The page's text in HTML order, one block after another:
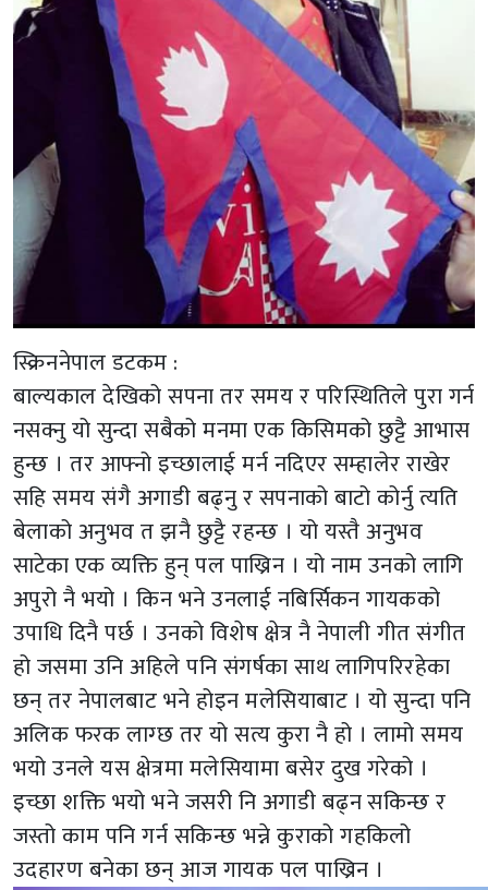
स्क्रिननेपाल डटकम :
बाल्यकाल देखिको सपना तर समय र परिस्थितिले पुरा गर्न
नसक्नु यो सुन्दा सबैको मनमा एक किसिमको छुट्टै आभास
हुन्छ । तर आफ्नो इच्छालाई मर्न नदिएर सम्हालेर राखेर
सहि समय संगै अगाडी बढ्नु र सपनाको बाटो कोर्नु त्यति
बेलाको अनुभव त झनै छुट्टै रहन्छ । यो यस्तै अनुभव
साटेका एक व्यक्ति हुन् पल पाख्रिन । यो नाम उनको लागि
अपुरो नै भयो । किन भने उनलाई नबिर्सिकन गायकको
उपाधि दिनै पर्छ । उनको विशेष क्षेत्र नै नेपाली गीत संगीत
हो जसमा उनि अहिले पनि संगर्षका साथ लागिपरिरहेका
छन् तर नेपालबाट भने होइन मलेसियाबाट । यो सुन्दा पनि
अलिक फरक लाग्छ तर यो सत्य कुरा नै हो । लामो समय
भयो उनले यस क्षेत्रमा मलेसियामा बसेर दुख गरेको ।
इच्छा शक्ति भयो भने जसरी नि अगाडी बढ्न सकिन्छ र
जस्तो काम पनि गर्न सकिन्छ भन्ने कुराको गहकिलो
उदहारण बनेका छन् आज गायक पल पाख्रिन ।